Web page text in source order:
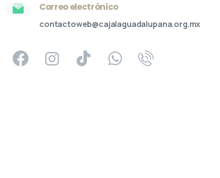
Correo electrónico
contactoweb@cajalaguadalupana.org.mx